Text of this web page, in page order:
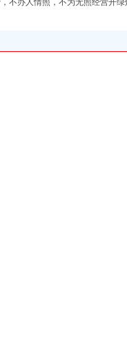
育培训工作
不办人情照，不为无照经营开绿